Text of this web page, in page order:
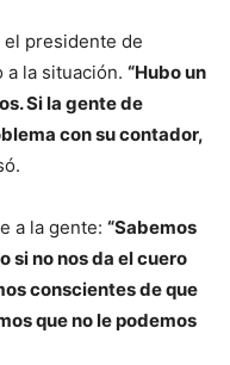
el presidente de
la situación. “Hubo un
Si la gente de
con su contador,
a la gente: “Sabemos
si no nos da el cuero
conscientes de que
que no le podemos